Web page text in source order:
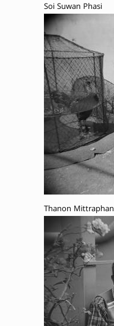
Soi Suwan Phasi
Thanon Mittraphan